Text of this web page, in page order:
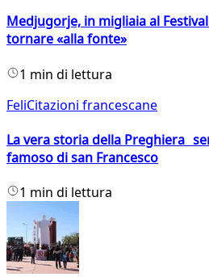
Medjugorje, in migliaia al
tornare «alla fonte»
1 min di lettura
FeliCitazioni francescane
La vera storia della Preghiera
famoso di san Francesco
1 min di lettura